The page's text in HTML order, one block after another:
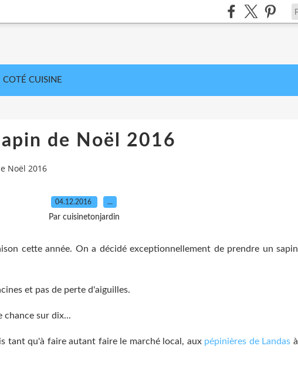
COTÉ CUISINE
de Noël 2016
Noël 2016
04.12.2016 …
Par cuisinetonjardin
cette année. On a décidé exceptionnellement de prendre un sapin
et pas de perte d'aiguilles.
chance sur dix...
tant qu'à faire autant faire le marché local, aux pépinières de Landas à